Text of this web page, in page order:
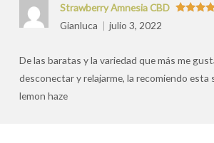
Strawberry Amnesia CBD
Gianluca
julio 3, 2022
De las baratas y la variedad que más me
desconectar y relajarme, la recomiendo esta
lemon haze